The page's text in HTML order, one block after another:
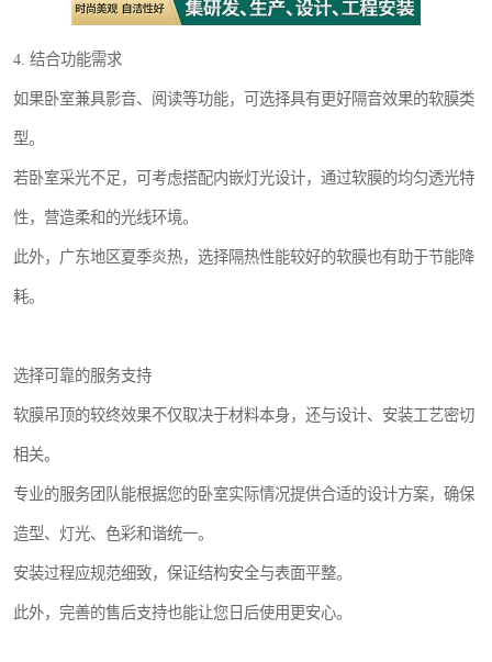
4. 结合功能需求
如果卧室兼具影音、阅读等功能，可选择具有更好隔音效果的软膜类
型。
若卧室采光不足，可考虑搭配内嵌灯光设计，通过软膜的均匀透光特
性，营造柔和的光线环境。
此外，广东地区夏季炎热，选择隔热性能较好的软膜也有助于节能降
耗。
选择可靠的服务支持
软膜吊顶的较终效果不仅取决于材料本身，还与设计、安装工艺密切
相关。
专业的服务团队能根据您的卧室实际情况提供合适的设计方案，确保
造型、灯光、色彩和谐统一。
安装过程应规范细致，保证结构安全与表面平整。
此外，完善的售后支持也能让您日后使用更安心。